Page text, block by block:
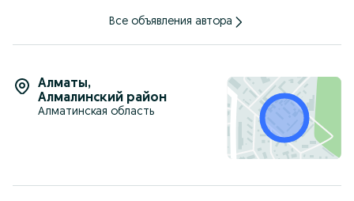
Все объявления автора
Алматы,
Алмалинский район
Алматинская область